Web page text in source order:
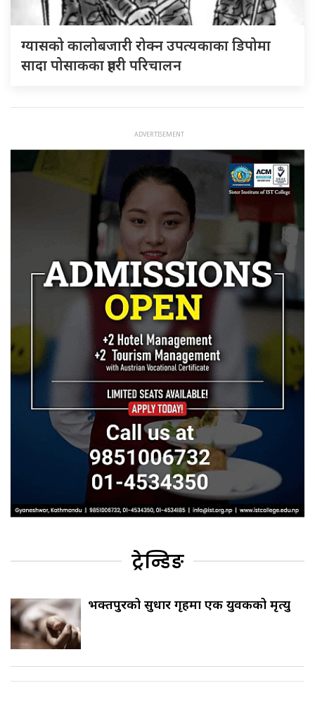
ग्यासको कालोबजारी रोक्न उपत्यकाका डिपोमा
सादा पोसाकका प्रहरी परिचालन
ट्रेन्डिङ
भक्तपुरको सुधार गृहमा एक युवकको मृत्यु